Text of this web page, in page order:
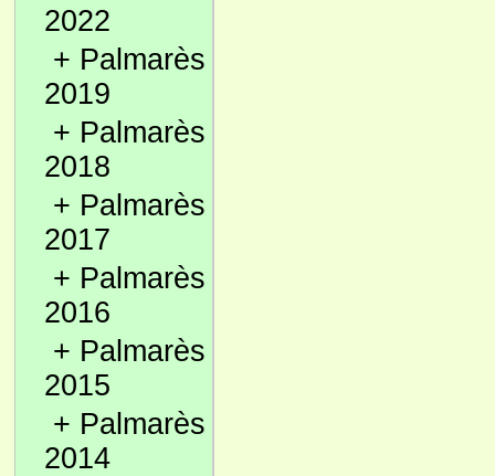
2022
+ Palmarès
2019
+ Palmarès
2018
+ Palmarès
2017
+ Palmarès
2016
+ Palmarès
2015
+ Palmarès
2014